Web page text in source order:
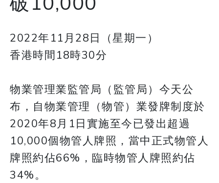
2022年11月28日（星期一）
香港時間18時30分
物業管理業監管局（監管局）今天公
布，自物業管理（物管）業發牌制度於
2020年8月1日實施至今已發出超過
10,000個物管人牌照，當中正式物管人
牌照約佔66%，臨時物管人牌照約佔
34%。